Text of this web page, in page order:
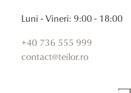
Luni - Vineri: 9:00 - 18:00
+40 736 555 999
contact@teilor.ro